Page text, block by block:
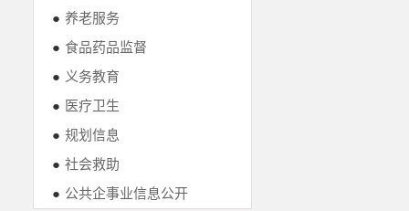
● 养老服务
● 食品药品监督
● 义务教育
● 医疗卫生
● 规划信息
● 社会救助
● 公共企事业信息公开